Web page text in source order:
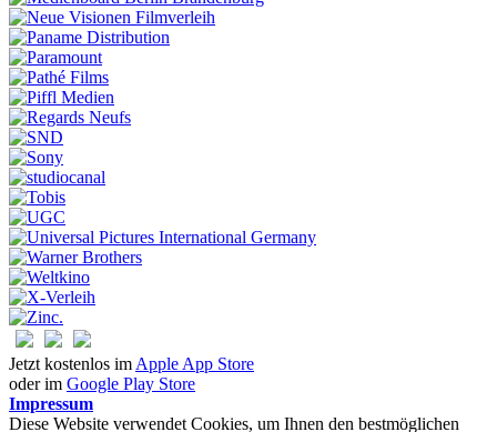
Jetzt kostenlos im Apple App Store
oder im Google Play Store
Impressum
Diese Website verwendet Cookies, um Ihnen den bestmöglichen